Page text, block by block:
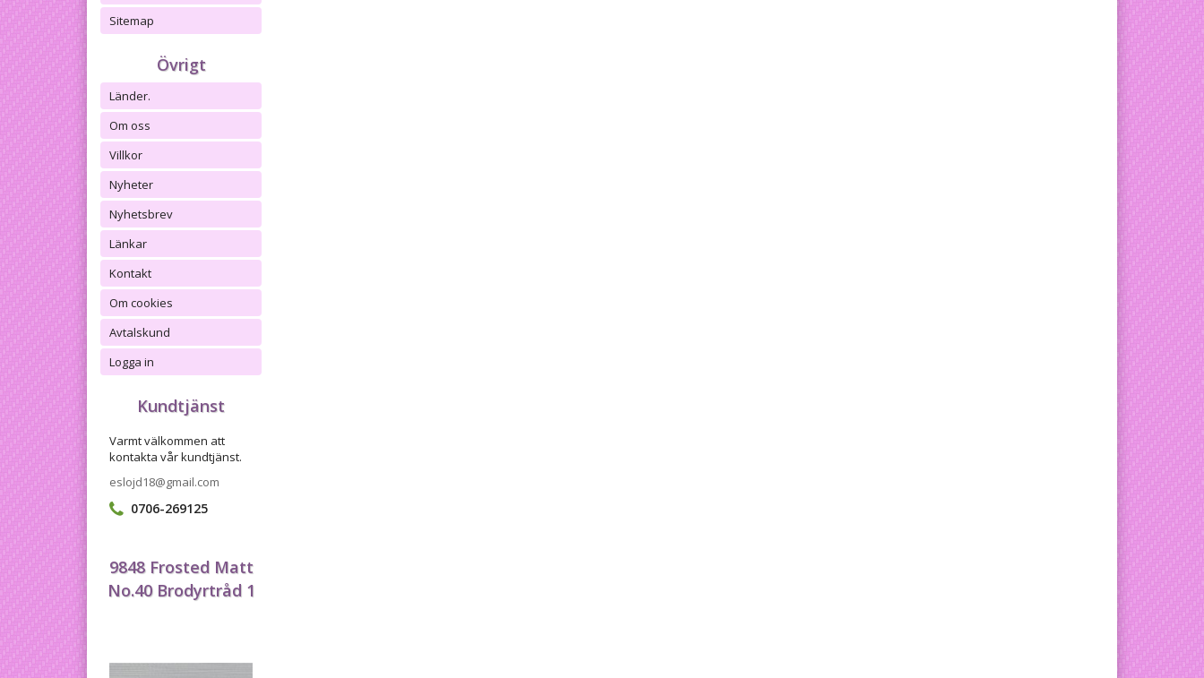
Sitemap
Övrigt
Länder.
Om oss
Villkor
Nyheter
Nyhetsbrev
Länkar
Kontakt
Om cookies
Avtalskund
Logga in
Kundtjänst
Varmt välkommen att
kontakta vår kundtjänst.
eslojd18@gmail.com
0706-269125
9848 Frosted Matt
No.40 Brodyrtråd 1